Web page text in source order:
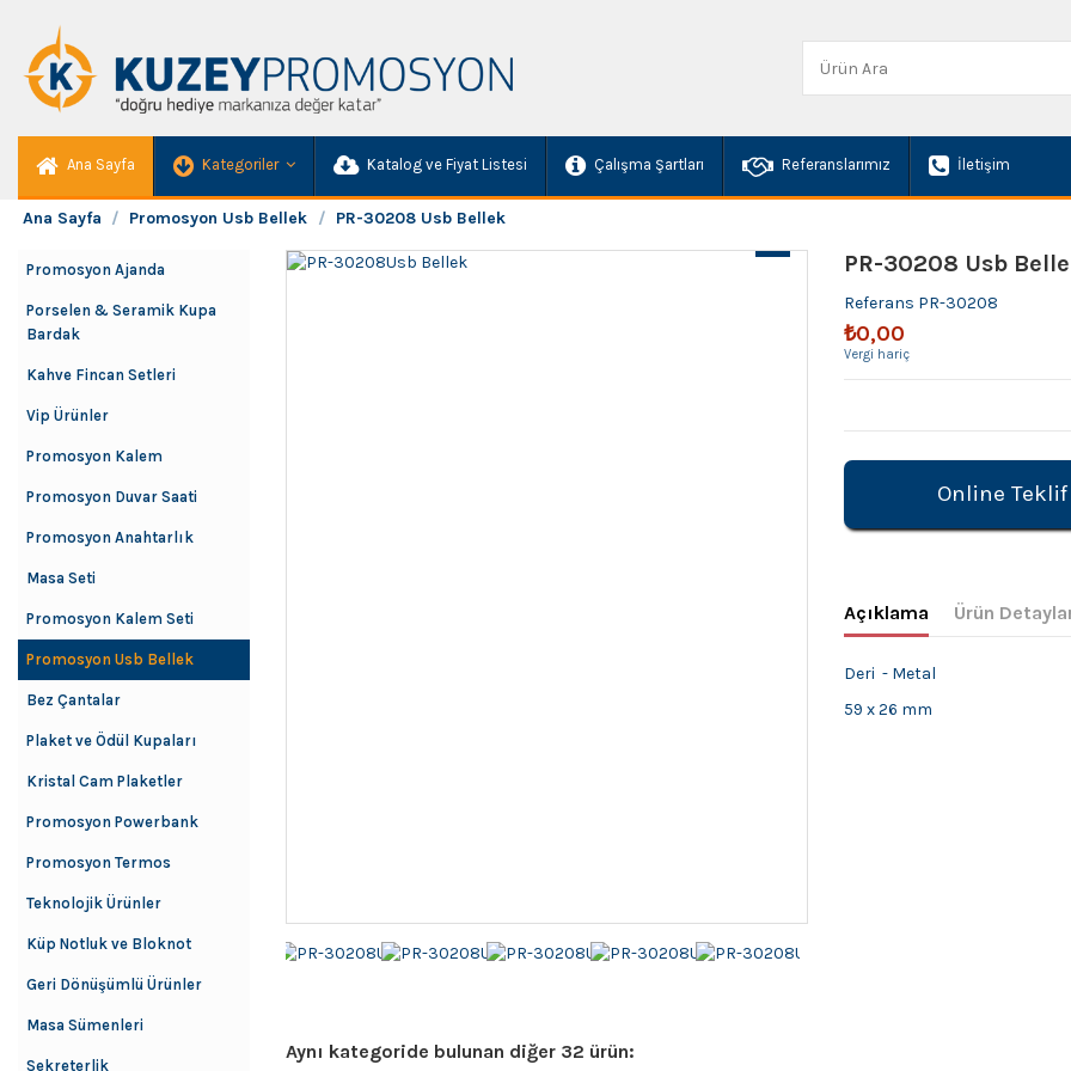
Ana Sayfa Kategoriler Katalog ve Fiyat Listesi Çalışma Şartları Referanslarımız İletişim
Ana Sayfa Promosyon Usb Bellek PR-30208 Usb Bellek
PR-30208 Usb
Referans PR-30208
₺0,00
Vergi hariç
Online Teklif
Açıklama Ürün
Deri - Metal
59 x 26 mm
Aynı kategoride bulunan diğer 32 ürün:
Promosyon Ajanda
Porselen & Seramik Kupa
Bardak
Kahve Fincan Setleri
Vip Ürünler
Promosyon Kalem
Promosyon Duvar Saati
Promosyon Anahtarlık
Masa Seti
Promosyon Kalem Seti
Promosyon Usb Bellek
Bez Çantalar
Plaket ve Ödül Kupaları
Kristal Cam Plaketler
Promosyon Powerbank
Promosyon Termos
Teknolojik Ürünler
Küp Notluk ve Bloknot
Geri Dönüşümlü Ürünler
Masa Sümenleri
Sekreterlik